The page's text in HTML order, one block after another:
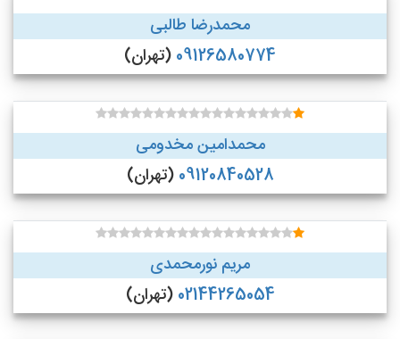
محمدرضا طالبی
09126580774 (تهران)
محمدامین مخدومی
09120840528 (تهران)
مریم نورمحمدی
02144265054 (تهران)